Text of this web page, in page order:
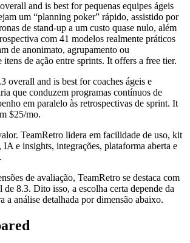
overall and is best for pequenas equipes ágeis
um “planning poker” rápido, assistido por
de stand-up a um custo quase nulo, além
com 41 modelos realmente práticos
de anonimato, agrupamento ou
itens de ação entre sprints. It offers a free tier.
overall and is best for coaches ágeis e
que conduzem programas contínuos de
em paralelo às retrospectivas de sprint. It
$25/mo.
TeamRetro lidera em facilidade de uso, kit
IA e insights, integrações, plataforma aberta e
de avaliação, TeamRetro se destaca com
de 8.3. Dito isso, a escolha certa depende da
análise detalhada por dimensão abaixo.